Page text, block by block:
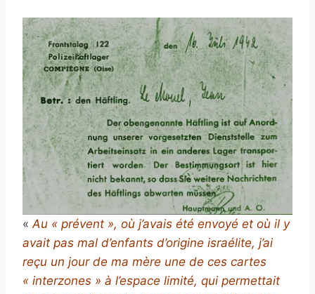
« Au « prévent », où j’avais été envoyé et où il y
avait pas mal d’enfants d’origine israélite, j’ai
reçu un jour de ma mère une de ces cartes
« interzones » à l’espace limité, qui permettait